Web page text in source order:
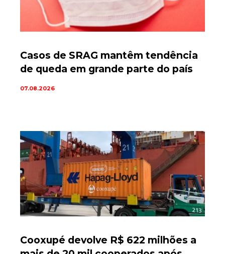
Casos de SRAG mantêm tendência
de queda em grande parte do país
07.08.2026
Cooxupé devolve R$ 622 milhões a